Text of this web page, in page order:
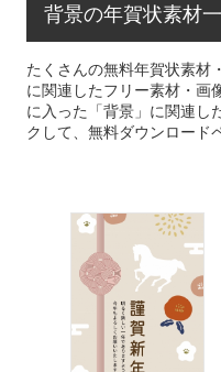
背景の年賀状素材
たくさんの無料年賀状素材
に関連したフリー素材・画
に入った「背景」に関連し
クして、無料ダウンロード